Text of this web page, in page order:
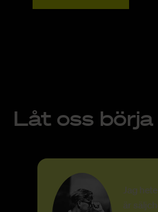
Låt oss
Jag
är